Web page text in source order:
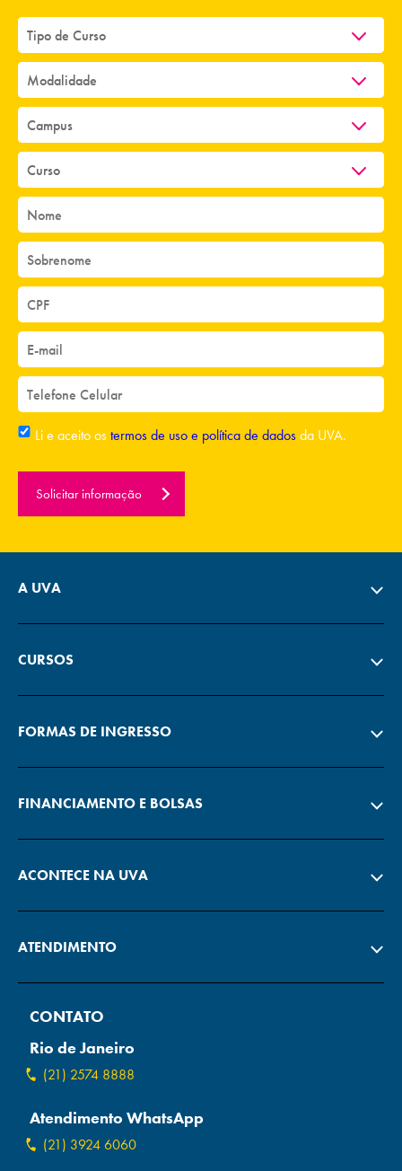
Li e aceito ostermos de uso e política de dadosda UVA.
Solicitar informação
A UVA
CURSOS
FORMAS DE INGRESSO
FINANCIAMENTO E BOLSAS
ACONTECE NA UVA
ATENDIMENTO
CONTATO
Rio de Janeiro
(21) 2574 8888
Atendimento WhatsApp
(21) 3924 6060